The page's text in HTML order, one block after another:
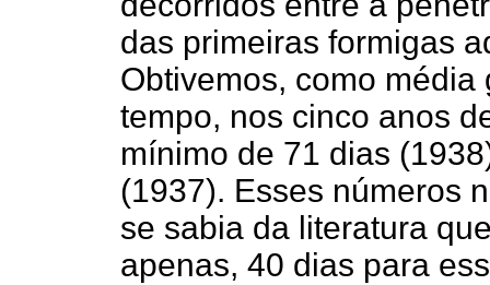
das primeiras formigas
Obtivemos, como
tempo, nos cinco anos
mínimo de 71 dias
(1937). Esses números
se sabia da literatura
apenas, 40 dias para